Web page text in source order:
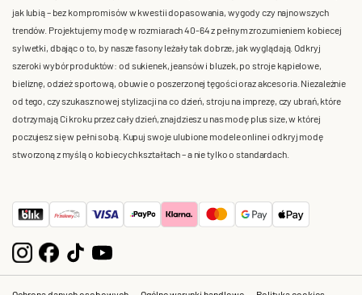
jak lubią – bez kompromisów w kwestii dopasowania, wygody czy najnowszych
trendów. Projektujemy modę w rozmiarach 40-64 z pełnym zrozumieniem kobiecej
sylwetki, dbając o to, by nasze fasony leżały tak dobrze, jak wyglądają. Odkryj
szeroki wybór produktów: od sukienek, jeansów i bluzek, po stroje kąpielowe,
bieliznę, odzież sportową, obuwie o poszerzonej tęgości oraz akcesoria. Niezależnie
od tego, czy szukasz nowej stylizacji na co dzień, stroju na imprezę, czy ubrań, które
dotrzymają Ci kroku przez cały dzień, znajdziesz u nas modę plus size, w której
poczujesz się w pełni sobą. Kupuj swoje ulubione modele online i odkryj modę
stworzoną z myślą o kobiecych kształtach – a nie tylko o standardach.